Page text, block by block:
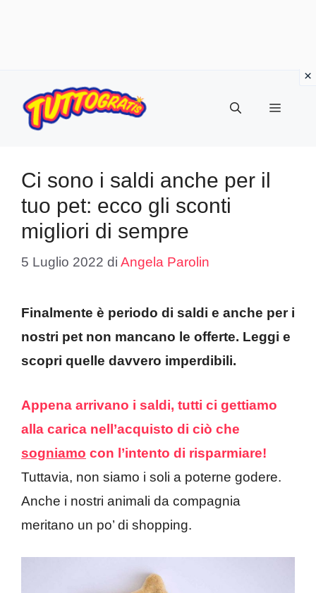
contenuto
Menu
Ci sono i saldi anche per il
tuo pet: ecco gli sconti
migliori di sempre
5 Luglio 2022 di Angela Parolin
Finalmente è periodo di saldi e anche per i
nostri pet non mancano le offerte. Leggi e
scopri quelle davvero imperdibili.
Appena arrivano i saldi, tutti ci gettiamo
alla carica nell’acquisto di ciò che
sogniamo con l’intento di risparmiare!
Tuttavia, non siamo i soli a poterne godere.
Anche i nostri animali da compagnia
meritano un po’ di shopping.